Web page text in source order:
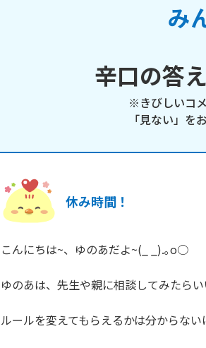
み
辛口の答え
※きびしいコ
「見ない」を
休み時間！
こんにちは~、ゆのあだよ~(_ _).｡o○
ゆのあは、先生や親に相談してみたらい
ルールを変えてもらえるかは分からない